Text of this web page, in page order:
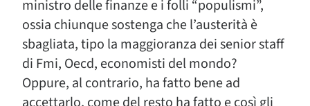
ministro delle finanze e i folli “populismi”,
ossia chiunque sostenga che l’austerità è
sbagliata, tipo la maggioranza dei senior staff
di Fmi, Oecd, economisti del mondo?
Oppure, al contrario, ha fatto bene ad